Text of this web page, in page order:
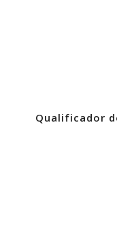
Qualificador